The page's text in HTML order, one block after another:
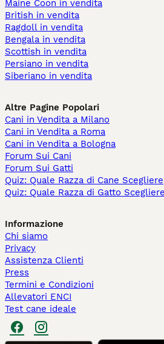
Maine Coon in vendita
British in vendita
Ragdoll in vendita
Bengala in vendita
Scottish in vendita
Persiano in vendita
Siberiano in vendita
Altre Pagine Popolari
Cani in Vendita a Milano
Cani in Vendita a Roma
Cani in Vendita a Bologna
Forum Sui Cani
Forum Sui Gatti
Quiz: Quale Razza di Cane Scegliere
Quiz: Quale Razza di Gatto Scegliere
Informazione
Chi siamo
Privacy
Assistenza Clienti
Press
Termini e Condizioni
Allevatori ENCI
Test cane ideale